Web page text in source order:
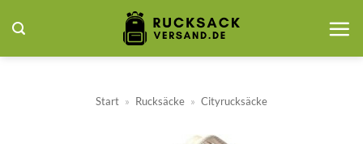
Inhalt
springen
Start » Rucksäcke » Cityrucksäcke